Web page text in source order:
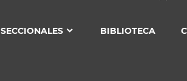
SECCIONALES BIBLIOTECA